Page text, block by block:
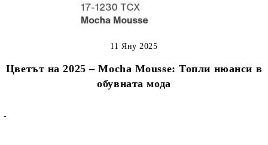
Цветът на 2025 – Mocha Mousse: Топли нюанси в
обувната мода
11 Яну 2025
-